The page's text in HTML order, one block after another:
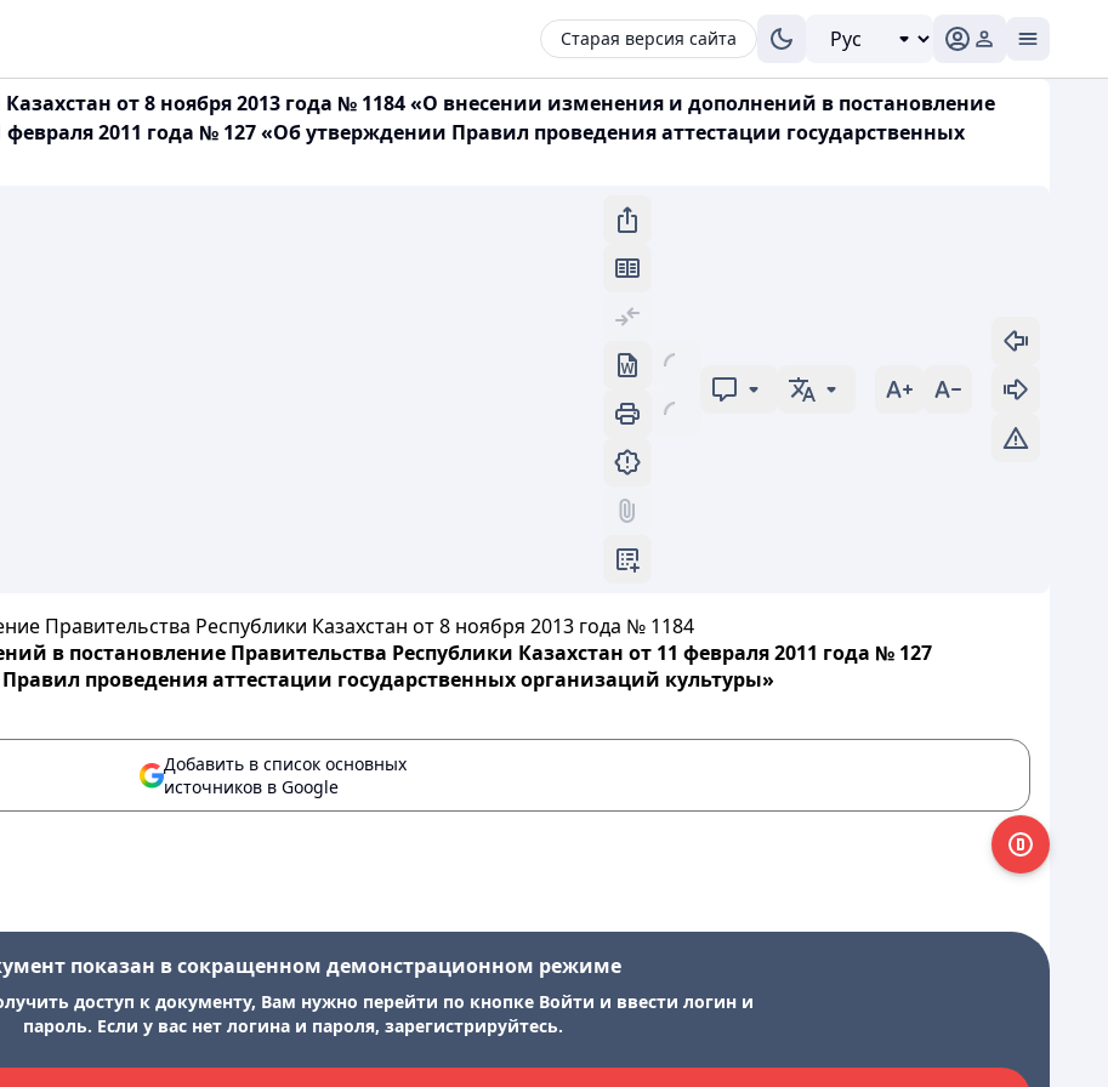
Старая версия сайта
от 8 ноября 2013 года № 1184 «О внесении изменения и дополнений в постановление
февраля 2011 года № 127 «Об утверждении Правил проведения аттестации государственных
Правительства Республики Казахстан от 8 ноября 2013 года № 1184
в постановление Правительства Республики Казахстан от 11 февраля 2011 года № 127
проведения аттестации государственных организаций культуры»
Добавить в список основных
источников в Google
показан в сокращенном демонстрационном режиме
доступ к документу, Вам нужно перейти по кнопке Войти и ввести логин и
пароль. Если у вас нет логина и пароля, зарегистрируйтесь.